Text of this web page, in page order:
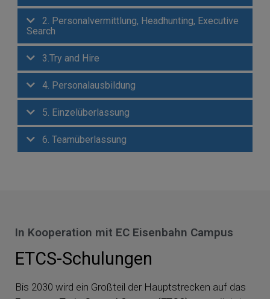
2. Personalvermittlung, Headhunting, Executive
Search
3.Try and Hire
4. Personalausbildung
5. Einzelüberlassung
6. Teamüberlassung
In Kooperation mit EC Eisenbahn Campus
ETCS-Schulungen
Bis 2030 wird ein Großteil der Hauptstrecken auf das